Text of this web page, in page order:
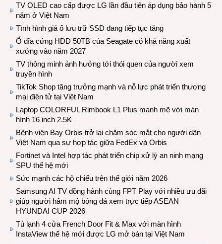
TV OLED cao cấp được LG lần đầu tiên áp dụng bảo hành 5
năm ở Việt Nam
Tình hình giá ổ lưu trữ SSD đang tiếp tục tăng
Ổ đĩa cứng HDD 50TB của Seagate có khả năng xuất
xưởng vào năm 2027
TV thông minh ảnh hưởng tới thói quen của người xem
truyền hình
TikTok Shop tăng trưởng mạnh và nỗ lực phát triển thương
mại điện tử tại Việt Nam
Laptop COLORFUL Rimbook L1 Plus mạnh mẽ với màn
hình 16 inch 2.5K
Bệnh viện Bay Orbis trở lại chăm sóc mắt cho người dân
Việt Nam qua sự hợp tác giữa FedEx và Orbis
Fortinet và Intel hợp tác phát triển chip xử lý an ninh mạng
SPU thế hệ mới
Sức mạnh các hộ chiếu trên thế giới năm 2026
Samsung AI TV đồng hành cùng FPT Play với nhiều ưu đãi
giúp người hâm mộ bóng đá xem trực tiếp ASEAN
HYUNDAI CUP 2026
Tủ lạnh 4 cửa French Door Fit & Max với màn hình
InstaView thế hệ mới được LG mở bán tại Việt Nam